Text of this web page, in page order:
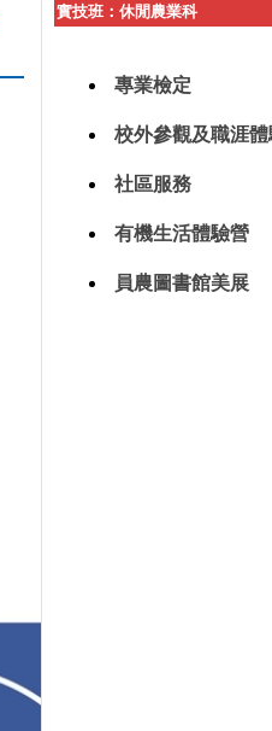
實技班：休閒農業科
專業檢定
校外參觀及職涯體
社區服務
有機生活體驗營
員農圖書館美展